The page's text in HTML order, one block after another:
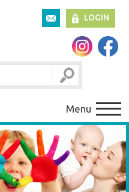
LOGIN
Menu